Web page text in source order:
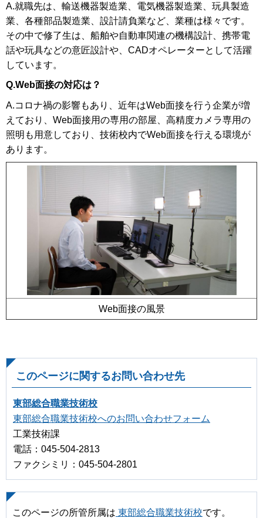
A.就職先は、輸送機器製造業、電気機器製造業、玩具製造
業、各種部品製造業、設計請負業など、業種は様々です。
その中で修了生は、船舶や自動車関連の機構設計、携帯電
話や玩具などの意匠設計や、CADオペレーターとして活躍
しています。
Q.Web面接の対応は？
A.コロナ禍の影響もあり、近年はWeb面接を行う企業が増
えており、Web面接用の専用の部屋、高精度カメラ専用の
照明も用意しており、技術校内でWeb面接を行える環境が
あります。
Web面接の風景
このページに関するお問い合わせ先
東部総合職業技術校
東部総合職業技術校へのお問い合わせフォーム
工業技術課
電話：045-504-2813
ファクシミリ：045-504-2801
このページの所管所属は 東部総合職業技術校です。